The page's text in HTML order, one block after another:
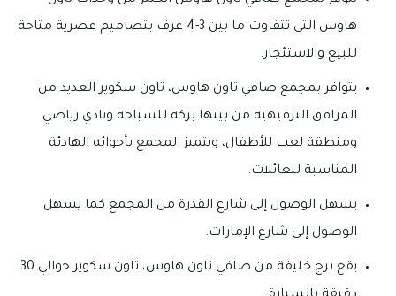
هاوس التي تتفاوت ما بين 3-4 غرف بتصاميم عصرية متاحة
للبيع والاستئجار.
يتوافر بمجمع صافي تاون هاوس، تاون سكوير العديد من
المرافق الترفيهية من بينها بركة للسباحة ونادي رياضي
ومنطقة لعب للأطفال، ويتميز المجمع بأجوائه الهادئة
المناسبة للعائلات.
يسهل الوصول إلى شارع القدرة من المجمع كما يسهل
الوصول إلى شارع الإمارات.
يقع برج خليفة من صافي تاون هاوس، تاون سكوير حوالي 30